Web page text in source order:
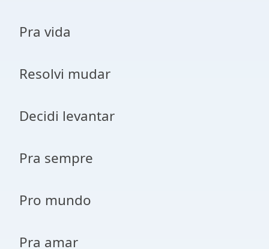
Pra vida
Resolvi mudar
Decidi levantar
Pra sempre
Pro mundo
Pra amar